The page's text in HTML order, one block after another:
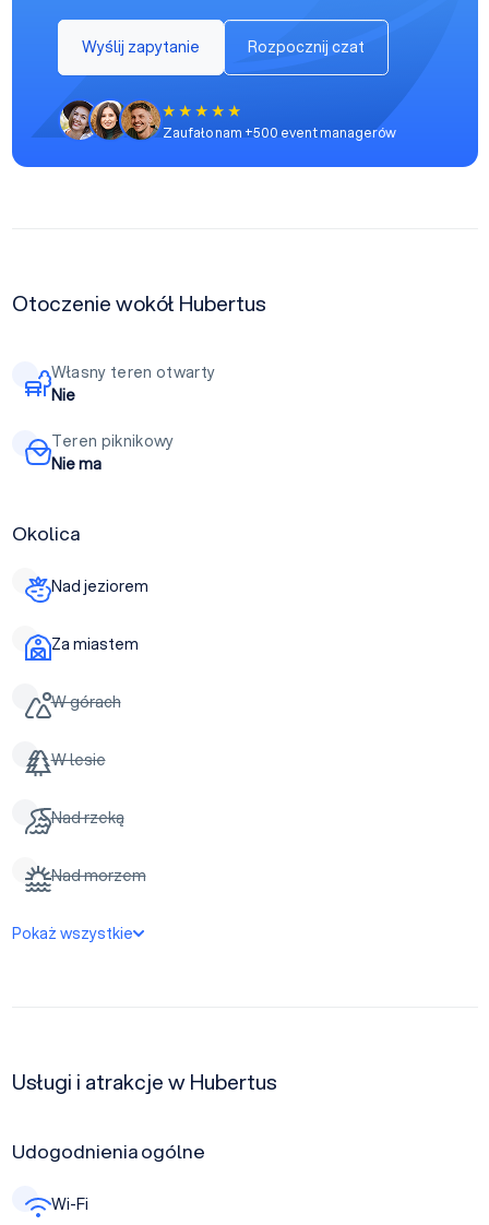
Wyślij zapytanie Rozpocznij czat
Zaufało nam +500 event managerów
Otoczenie wokół Hubertus
Własny teren otwarty
Nie
Teren piknikowy
Nie ma
Okolica
Nad jeziorem
Za miastem
W górach
W lesie
Nad rzeką
Nad morzem
Pokaż wszystkie
Usługi i atrakcje w Hubertus
Udogodnienia ogólne
Wi-Fi